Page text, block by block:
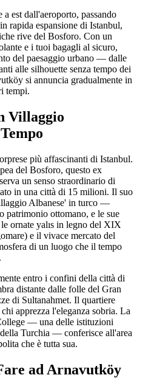
est dall'aeroporto, passando
rapida espansione di Istanbul,
rive del Bosforo. Con un
e i tuoi bagagli al sicuro,
del paesaggio urbano — dalle
alle silhouette senza tempo dei
si annuncia gradualmente in
tempi.
Villaggio
più affascinanti di Istanbul.
del Bosforo, questo ex
un senso straordinario di
in una città di 15 milioni. Il suo
Albanese' in turco —
patrimonio ottomano, e le sue
ornate yalıs in legno del XIX
e il vivace mercato del
di un luogo che il tempo
entro i confini della città di
distante dalle folle del Gran
di Sultanahmet. Il quartiere
apprezza l'eleganza sobria. La
— una delle istituzioni
Turchia — conferisce all'area
che è tutta sua.
ad Arnavutköy